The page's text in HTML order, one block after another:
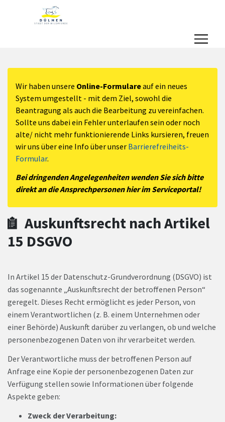
Zum Header
Zum Hauptinhalt
Zum Footer
Zum Hauptinhalt springen
Wir haben unsere Online-Formulareauf ein neues
System umgestellt - mit dem Ziel, sowohl die
Beantragung als auch die Bearbeitung zu vereinfachen.
Sollte uns dabei ein Fehler unterlaufen sein oder noch
alte/ nicht mehr funktionierende Links kursieren, freuen
wir uns über eine Info über unser Barrierefreiheits-
Formular.
Bei dringenden Angelegenheiten wenden Sie sich bitte
direkt an die Ansprechpersonen hier im Serviceportal!
Auskunftsrecht nach Artikel
15 DSGVO
In Artikel 15 der Datenschutz-Grundverordnung (DSGVO) ist
das sogenannte „Auskunftsrecht der betroffenen Person“
geregelt. Dieses Recht ermöglicht es jeder Person, von
einem Verantwortlichen (z. B. einem Unternehmen oder
einer Behörde) Auskunft darüber zu verlangen, ob und welche
personenbezogenen Daten von ihr verarbeitet werden.
Der Verantwortliche muss der betroffenen Person auf
Anfrage eine Kopie der personenbezogenen Daten zur
Verfügung stellen sowie Informationen über folgende
Aspekte geben:
Zweck der Verarbeitung: